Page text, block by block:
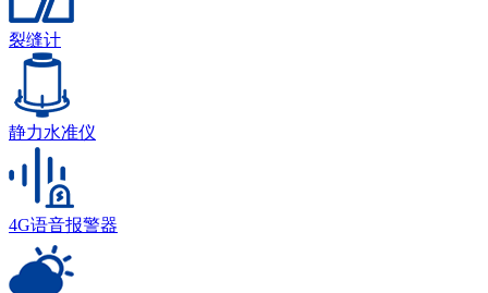
裂缝计
静力水准仪
4G语音报警器